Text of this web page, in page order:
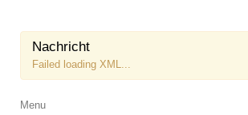
Nachricht
Failed loading XML...
Menu